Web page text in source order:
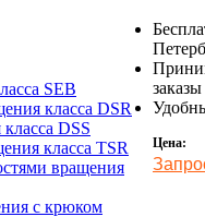
SEB
класса DSR
DSS
класса TSR
вращения
с крюком
заказы
Цена: